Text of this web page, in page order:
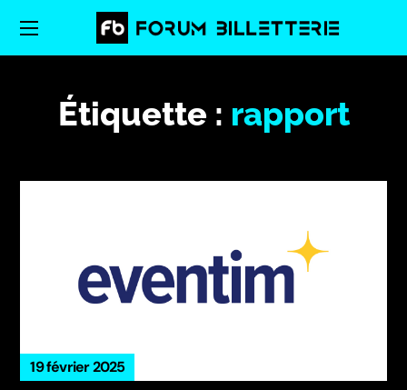
Étiquette : rapport
19 février 2025